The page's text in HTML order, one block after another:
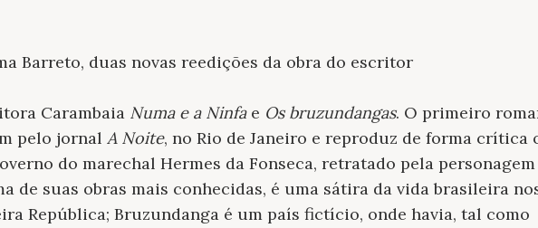
Barreto, duas novas reedições da obra do escritor
Carambaia Numa e a Ninfae Os bruzundangas. O primeiro
pelo jornal A Noite, no Rio de Janeiro e reproduz de forma crítica
do marechal Hermes da Fonseca, retratado pela personagem
de suas obras mais conhecidas, é uma sátira da vida brasileira
República; Bruzundanga é um país fictício, onde havia, tal como